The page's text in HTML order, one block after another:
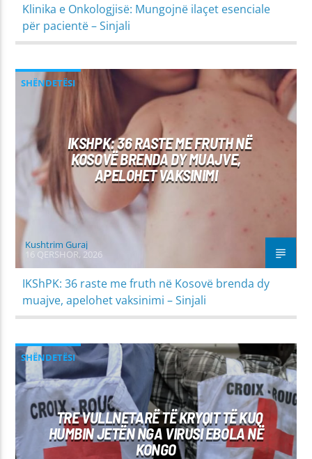
Klinika e Onkologjisë: Mungojnë ilaçet esenciale
për pacientë – Sinjali
SHËNDETËSI
IKSHPK: 36 RASTE ME FRUTH NË
KOSOVË BRENDA DY MUAJVE,
APELOHET VAKSINIMI
Kushtrim Guraj
16 QERSHOR, 2026
IKShPK: 36 raste me fruth në Kosovë brenda dy
muajve, apelohet vaksinimi – Sinjali
SHËNDETËSI
TRE VULLNETARË TË KRYQIT TË KUQ
HUMBIN JETËN NGA VIRUSI EBOLA NË
KONGO